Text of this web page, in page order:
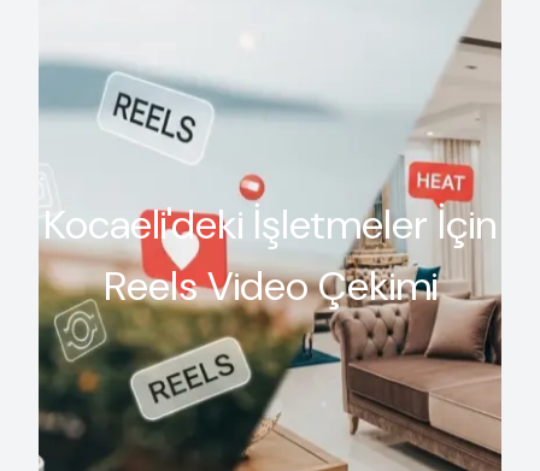
Kocaeli'deki İşletmeler İçin
Reels Video Çekimi